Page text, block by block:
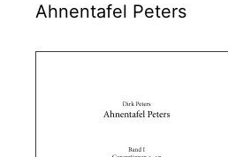
Ahnentafel Peters